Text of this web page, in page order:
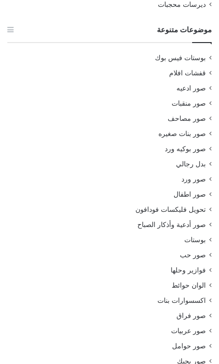
ديرسات محجبات
موضوعات متنوعة
بوستات فيس بوك
قفشات افلام
صور ادعيه
صور منقبات
صور مصاحف
صور بنات صغيره
صور بوكيه ورد
بدل رجالي
صور ورد
صور اطفال
تحويل فليكسات فودافون
صور أدعية وأذكار الصباح
بوستات
صور حب
فوازير وحلها
الوان حوائط
اكسسوارات بنات
صور فراق
صور عربيات
صور حوامل
صور بحبك